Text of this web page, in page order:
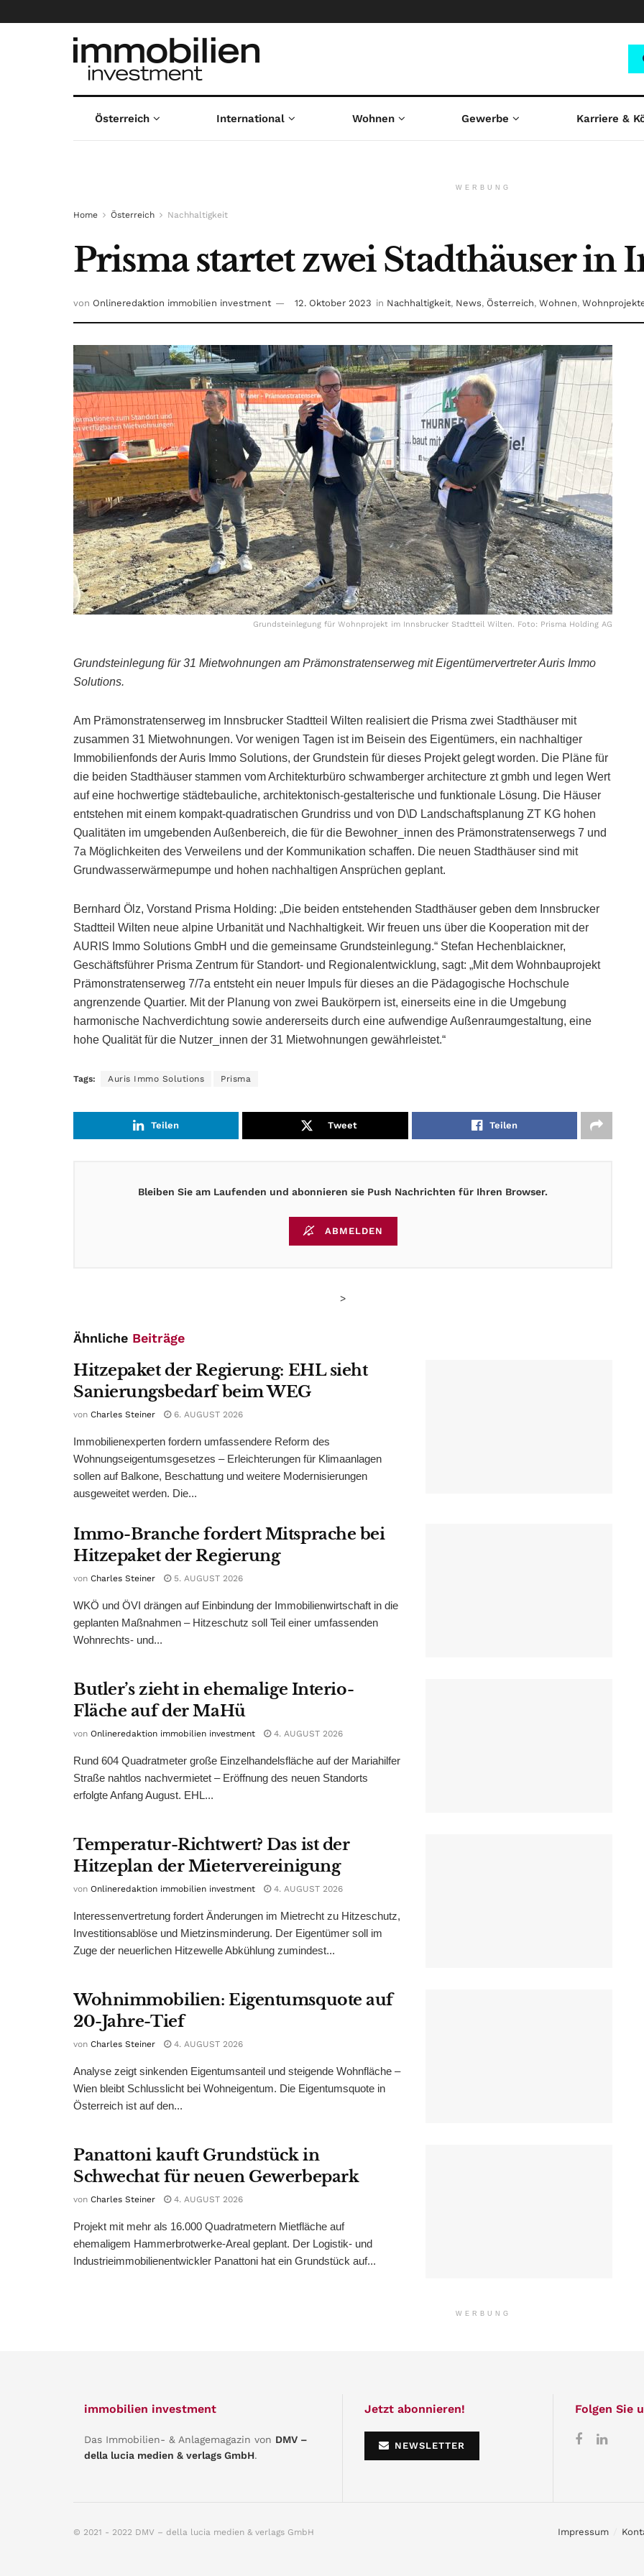
Österreich International Wohnen Gewerbe Karriere &
WERBUNG
Home Österreich Nachhaltigkeit
Prisma startet zwei Stadthäuser in
von Onlineredaktion immobilien investment 12. Oktober 2023 in Nachhaltigkeit, News, Österreich, Wohnen,
Grundsteinlegung für Wohnprojekt im Innsbrucker Stadtteil Wilten. Foto: Prisma Holding AG
Grundsteinlegung für 31 Mietwohnungen am Prämonstratenserweg mit Eigentümervertreter Auris Immo
Solutions.
Am Prämonstratenserweg im Innsbrucker Stadtteil Wilten realisiert die Prisma zwei Stadthäuser mit
zusammen 31 Mietwohnungen. Vor wenigen Tagen ist im Beisein des Eigentümers, ein nachhaltiger
Immobilienfonds der Auris Immo Solutions, der Grundstein für dieses Projekt gelegt worden. Die Pläne für
die beiden Stadthäuser stammen vom Architekturbüro schwamberger architecture zt gmbh und legen Wert
auf eine hochwertige städtebauliche, architektonisch-gestalterische und funktionale Lösung. Die Häuser
entstehen mit einem kompakt-quadratischen Grundriss und von D\D Landschaftsplanung ZT KG hohen
Qualitäten im umgebenden Außenbereich, die für die Bewohner_innen des Prämonstratenserwegs 7 und
7a Möglichkeiten des Verweilens und der Kommunikation schaffen. Die neuen Stadthäuser sind mit
Grundwasserwärmepumpe und hohen nachhaltigen Ansprüchen geplant.
Bernhard Ölz, Vorstand Prisma Holding: „Die beiden entstehenden Stadthäuser geben dem Innsbrucker
Stadtteil Wilten neue alpine Urbanität und Nachhaltigkeit. Wir freuen uns über die Kooperation mit der
AURIS Immo Solutions GmbH und die gemeinsame Grundsteinlegung.“ Stefan Hechenblaickner,
Geschäftsführer Prisma Zentrum für Standort- und Regionalentwicklung, sagt: „Mit dem Wohnbauprojekt
Prämonstratenserweg 7/7a entsteht ein neuer Impuls für dieses an die Pädagogische Hochschule
angrenzende Quartier. Mit der Planung von zwei Baukörpern ist, einerseits eine in die Umgebung
harmonische Nachverdichtung sowie andererseits durch eine aufwendige Außenraumgestaltung, eine
hohe Qualität für die Nutzer_innen der 31 Mietwohnungen gewährleistet.“
Tags: Auris Immo Solutions Prisma
Teilen Tweet Teilen
Bleiben Sie am Laufenden und abonnieren sie Push Nachrichten für Ihren Browser.
ABMELDEN
>
Ähnliche Beiträge
Hitzepaket der Regierung: EHL sieht
Sanierungsbedarf beim WEG
von Charles Steiner 6. AUGUST 2026
Immobilienexperten fordern umfassendere Reform des
Wohnungseigentumsgesetzes – Erleichterungen für Klimaanlagen
sollen auf Balkone, Beschattung und weitere Modernisierungen
ausgeweitet werden. Die...
Immo-Branche fordert Mitsprache bei
Hitzepaket der Regierung
von Charles Steiner 5. AUGUST 2026
WKÖ und ÖVI drängen auf Einbindung der Immobilienwirtschaft in die
geplanten Maßnahmen – Hitzeschutz soll Teil einer umfassenden
Wohnrechts- und...
Butler’s zieht in ehemalige Interio-
Fläche auf der MaHü
von Onlineredaktion immobilien investment 4. AUGUST 2026
Rund 604 Quadratmeter große Einzelhandelsfläche auf der Mariahilfer
Straße nahtlos nachvermietet – Eröffnung des neuen Standorts
erfolgte Anfang August. EHL...
Temperatur-Richtwert? Das ist der
Hitzeplan der Mietervereinigung
von Onlineredaktion immobilien investment 4. AUGUST 2026
Interessenvertretung fordert Änderungen im Mietrecht zu Hitzeschutz,
Investitionsablöse und Mietzinsminderung. Der Eigentümer soll im
Zuge der neuerlichen Hitzewelle Abkühlung zumindest...
Wohnimmobilien: Eigentumsquote auf
20-Jahre-Tief
von Charles Steiner 4. AUGUST 2026
Analyse zeigt sinkenden Eigentumsanteil und steigende Wohnfläche –
Wien bleibt Schlusslicht bei Wohneigentum. Die Eigentumsquote in
Österreich ist auf den...
Panattoni kauft Grundstück in
Schwechat für neuen Gewerbepark
von Charles Steiner 4. AUGUST 2026
Projekt mit mehr als 16.000 Quadratmetern Mietfläche auf
ehemaligem Hammerbrotwerke-Areal geplant. Der Logistik- und
Industrieimmobilienentwickler Panattoni hat ein Grundstück auf...
WERBUNG
immobilien investment
Das Immobilien- & Anlagemagazin von DMV –
della lucia medien & verlags GmbH.
Jetzt abonnieren!
NEWSLETTER
Folgen Sie
Impressum
© 2021 - 2022 DMV – della lucia medien & verlags GmbH